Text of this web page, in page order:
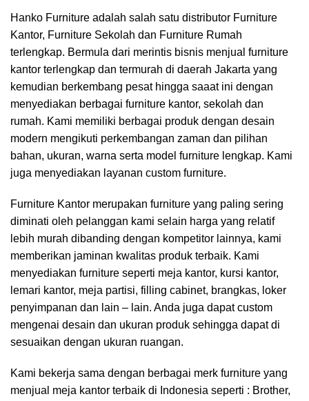
Hanko Furniture adalah salah satu distributor Furniture
Kantor, Furniture Sekolah dan Furniture Rumah
terlengkap. Bermula dari merintis bisnis menjual furniture
kantor terlengkap dan termurah di daerah Jakarta yang
kemudian berkembang pesat hingga saaat ini dengan
menyediakan berbagai furniture kantor, sekolah dan
rumah. Kami memiliki berbagai produk dengan desain
modern mengikuti perkembangan zaman dan pilihan
bahan, ukuran, warna serta model furniture lengkap. Kami
juga menyediakan layanan custom furniture.
Furniture Kantor merupakan furniture yang paling sering
diminati oleh pelanggan kami selain harga yang relatif
lebih murah dibanding dengan kompetitor lainnya, kami
memberikan jaminan kwalitas produk terbaik. Kami
menyediakan furniture seperti meja kantor, kursi kantor,
lemari kantor, meja partisi, filling cabinet, brangkas, loker
penyimpanan dan lain – lain. Anda juga dapat custom
mengenai desain dan ukuran produk sehingga dapat di
sesuaikan dengan ukuran ruangan.
Kami bekerja sama dengan berbagai merk furniture yang
menjual meja kantor terbaik di Indonesia seperti : Brother,